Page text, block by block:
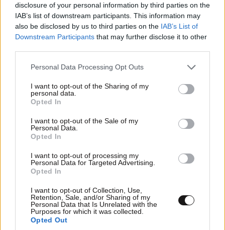
disclosure of your personal information by third parties on the
IAB’s list of downstream participants. This information may
also be disclosed by us to third parties on the IAB’s List of
Downstream Participants that may further disclose it to other
Please note that this website/app uses one or more Google
not limited to your visit or usage behaviour. You may click to
grant or deny consent to Google and its third-party tags to
use your data for below specified purposes in below Google
consent section.
Personal Data Processing Opt Outs
I want to opt-out of the Sharing of my
personal data.
Opted In
I want to opt-out of the Sale of my
Personal Data.
Opted In
I want to opt-out of processing my
Personal Data for Targeted Advertising.
Opted In
I want to opt-out of Collection, Use,
Retention, Sale, and/or Sharing of my
Personal Data that Is Unrelated with the
Purposes for which it was collected.
Opted Out
θρησκείας, λόγω της κοινωνίας, λόγω του
εκπαιδευτικού συστήματος και της κουλτούρας.
Ταυτίζεται πολύς κόσμος βλέποντας την